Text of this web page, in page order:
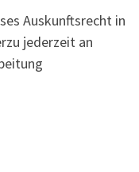
Auskunftsrecht in
jederzeit an